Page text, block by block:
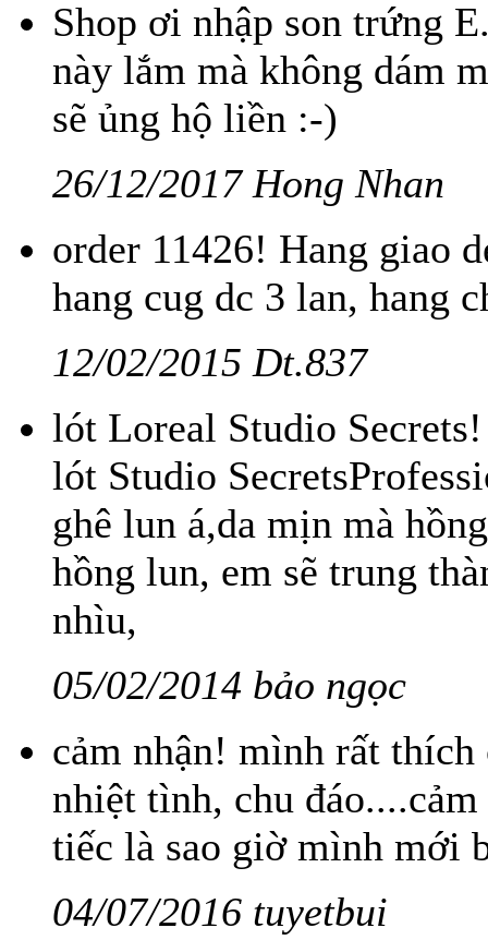
Shop ơi nhập son trứng
này lắm mà không dám
sẽ ủng hộ liền :-)
26/12/2017 Hong Nhan
order 11426! Hang giao
hang cug dc 3 lan, hang
12/02/2015 Dt.837
lót Loreal Studio
lót Studio
ghê lun á,da mịn mà
hồng lun, em sẽ trung
nhìu,
05/02/2014 bảo ngọc
cảm nhận! mình rất
nhiệt tình, chu
tiếc là sao giờ mình mới
04/07/2016 tuyetbui